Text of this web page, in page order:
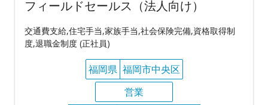
フィールドセールス（法人向け）
交通費支給,住宅手当,家族手当,社会保険完備,資格取得制
度,退職金制度 (正社員)
福岡県 福岡市中央区
営業